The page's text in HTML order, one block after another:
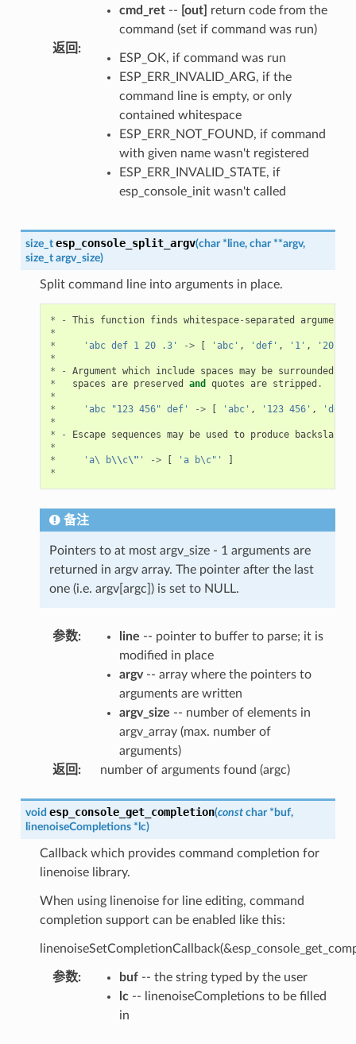
cmd_ret-- [out]
return code from the
command (set if command was run)
返回 :
ESP_OK, if command was run
ESP_ERR_INVALID_ARG, if the
command line is empty, or only
contained whitespace
ESP_ERR_NOT_FOUND, if command
with given name wasn't registered
ESP_ERR_INVALID_STATE, if
esp_console_init wasn't called
size_t esp_console_split_argv(char * line, char **argv,
size_t argv_size)
Split command line into arguments in place.
* - This function finds whitespace- separated arguments
*
*
'abc def 1 20 .3' -> [ 'abc' , 'def' , '1' , '20'
*
*
- Argument which include spaces may be surrounded
*
spaces are preserved and quotes are stripped .
*
*
'abc "123 456" def' -> [ 'abc' , '123 456' , 'def'
*
*
- Escape sequences may be used to produce backslash
*
*
'a\ b\\c\" ' -> [ 'a b\c"'
]
*
备注
Pointers to at most argv_size - 1 arguments are
returned in argv array. The pointer after the last
one (i.e. argv[argc]) is set to NULL.
参数: line -- pointer to buffer to parse; it is
modified in place
argv-- array where the pointers to
arguments are written
argv_size -- number of elements in
argv_array (max. number of
arguments)
返回 : number of arguments found (argc)
void esp_console_get_completion(const char * buf,
linenoiseCompletions * lc)
Callback which provides command completion for
linenoise library.
When using linenoise for line editing, command
completion support can be enabled like this:
参数: buf-- the string typed by the user
lc-- linenoiseCompletions to be filled
in